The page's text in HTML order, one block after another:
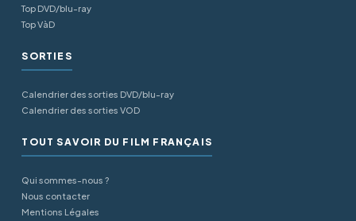
Top DVD/blu-ray
Top VàD
SORTIES
Calendrier des sorties DVD/blu-ray
Calendrier des sorties VOD
TOUT SAVOIR DU FILM FRANÇAIS
Qui sommes-nous ?
Nous contacter
Mentions Légales